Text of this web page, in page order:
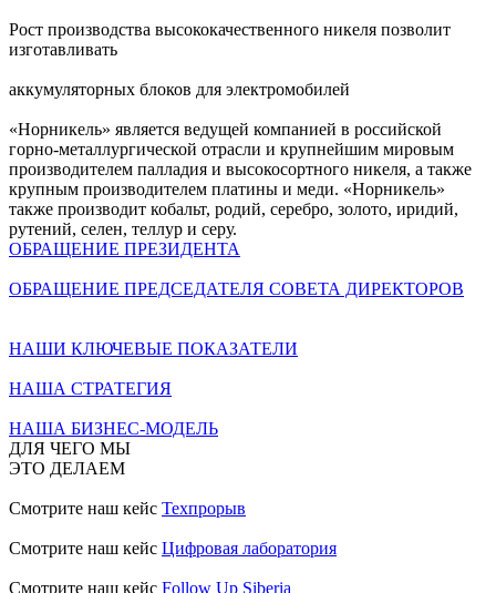
Рост производства высококачественного никеля позволит
изготавливать
аккумуляторных блоков для электромобилей
«Норникель» является ведущей компанией в российской
горно-металлургической отрасли и крупнейшим мировым
производителем палладия и высокосортного никеля, а также
крупным производителем платины и меди. «Норникель»
также производит кобальт, родий, серебро, золото, иридий,
рутений, селен, теллур и серу.
ОБРАЩЕНИЕ ПРЕЗИДЕНТА
ОБРАЩЕНИЕ ПРЕДСЕДАТЕЛЯ СОВЕТА ДИРЕКТОРОВ
НАШИ КЛЮЧЕВЫЕ ПОКАЗАТЕЛИ
НАША СТРАТЕГИЯ
НАША БИЗНЕС-МОДЕЛЬ
ДЛЯ ЧЕГО МЫ
ЭТО ДЕЛАЕМ
Смотрите наш кейс Техпрорыв
Смотрите наш кейс Цифровая лаборатория
Смотрите наш кейс Follow Up Siberia